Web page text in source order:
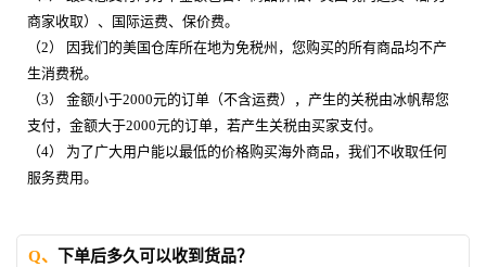
商家收取）、国际运费、保价费。
（2） 因我们的美国仓库所在地为免税州，您购买的所有商品均不产
生消费税。
（3） 金额小于2000元的订单（不含运费），产生的关税由冰帆帮您
支付，金额大于2000元的订单，若产生关税由买家支付。
（4） 为了广大用户能以最低的价格购买海外商品，我们不收取任何
服务费用。
Q、 下单后多久可以收到货品？